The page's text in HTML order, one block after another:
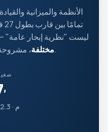
الأنظمة والميزانية
ليست "نظرية إبحار عامة"
مختلفة، مشروحة على قوارب حقيقية.
01 ·
′
8.25 م · 2.3 طن